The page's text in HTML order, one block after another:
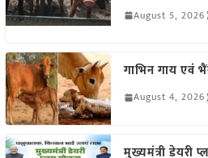
August 5, 2026
गाभिन गाय एवं
August 4, 2026
मुख्यमंत्री डेयरी